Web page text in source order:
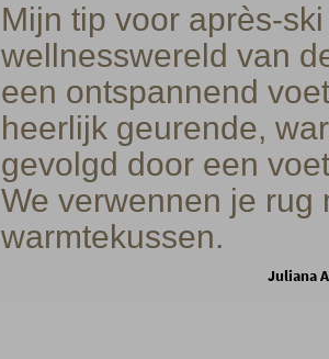
Mijn tip voor après-
wellnesswereld van
een ontspannend
heerlijk geurende,
gevolgd door een
We verwennen je rug
warmtekussen.
Juliana